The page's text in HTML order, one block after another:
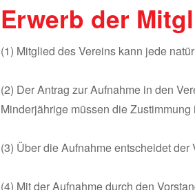
Erwerb der
(1) Mitglied des Vereins kann jede
(2) Der Antrag zur Aufnahme in den
Minderjährige müssen die
(3) Über die Aufnahme entscheidet der
(4) Mit der Aufnahme durch den